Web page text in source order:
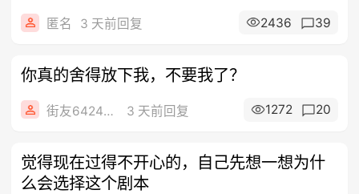
匿名 3 天前回复 2436 39
你真的舍得放下我，不要我了？
街友64248641 3 天前回复 1272 20
觉得现在过得不开心的，自己先想一想为什
么会选择这个剧本